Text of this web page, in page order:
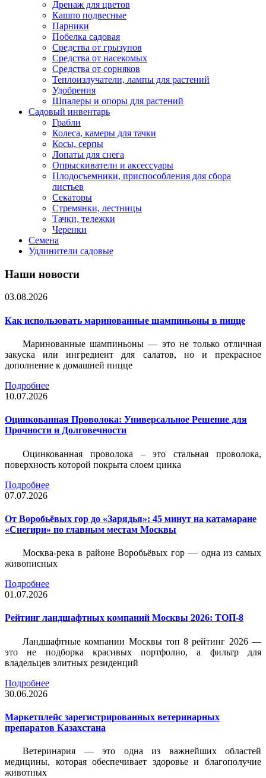
Дренаж для цветов
Кашпо подвесные
Парники
Побелка садовая
Средства от грызунов
Средства от насекомых
Средства от сорняков
Теплоизлучатели, лампы для растений
Удобрения
Шпалеры и опоры для растений
Садовый инвентарь
Грабли
Колеса, камеры для тачки
Косы, серпы
Лопаты для снега
Опрыскиватели и аксессуары
Плодосъемники, приспособления для сбора
листьев
Секаторы
Стремянки, лестницы
Тачки, тележки
Черенки
Семена
Удлинители садовые
Наши новости
03.08.2026
Как использовать маринованные шампиньоны в пицце
Маринованные шампиньоны — это не только отличная
закуска или ингредиент для салатов, но и прекрасное
дополнение к домашней пицце
Подробнее
10.07.2026
Оцинкованная Проволока: Универсальное Решение для
Прочности и Долговечности
Оцинкованная проволока – это стальная проволока,
поверхность которой покрыта слоем цинка
Подробнее
07.07.2026
От Воробьёвых гор до «Зарядья»: 45 минут на катамаране
«Снегири» по главным местам Москвы
Москва-река в районе Воробьёвых гор — одна из самых
живописных
Подробнее
01.07.2026
Рейтинг ландшафтных компаний Москвы 2026: ТОП-8
Ландшафтные компании Москвы топ 8 рейтинг 2026 —
это не подборка красивых портфолио, а фильтр для
владельцев элитных резиденций
Подробнее
30.06.2026
Маркетплейс зарегистрированных ветеринарных
препаратов Казахстана
Ветеринария — это одна из важнейших областей
медицины, которая обеспечивает здоровье и благополучие
животных